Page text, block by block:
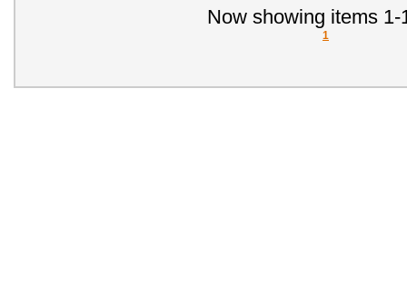
Now showing items 1-
1